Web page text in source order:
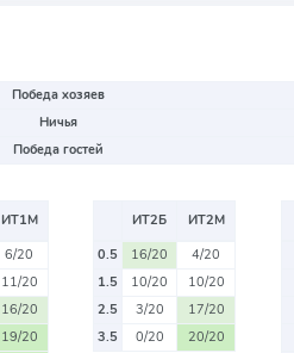
Победа хозяев
Ничья
Победа гостей
ИТ1М
6/20
11/20
16/20
19/20
ИТ2Б
ИТ2М
0.5
16/20
4/20
1.5
10/20
10/20
2.5
3/20
17/20
3.5
0/20 20/20